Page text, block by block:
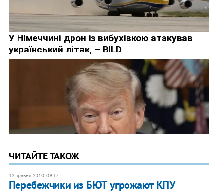
ЧИТАЙТЕ ТАКОЖ
12 травня 2010, 09:17
Перебежчики из БЮТ угрожают КПУ